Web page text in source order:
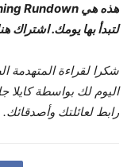
لتبدأ بها يومك. اشتراك
شكرا لقراءة المتهدمة
اليوم لك بواسطة
رابط لعائلتك